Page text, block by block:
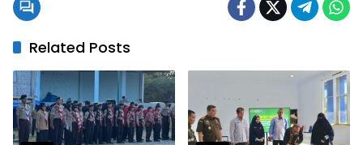
Related Posts